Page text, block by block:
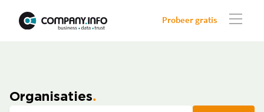
Probeer gratis
Organisaties